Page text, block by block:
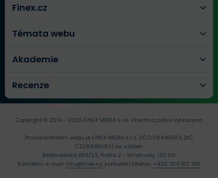
Finex.cz
Témata webu
Akademie
Recenze
Copyright © 2014 - 2026 FINEX MEDIA s.r.o.Všechna práva vyhrazena.
Provozovatelem webu je FINEX MEDIA s.r.o. (IČO 08446563, DIČ
CZ08446563) se sídlem
Bělehradská 858/23, Praha 2 - Vinohrady, 120 00
Kontaktní e-mail: info@finex.cz, kontaktní telefon: +420 704 183 785